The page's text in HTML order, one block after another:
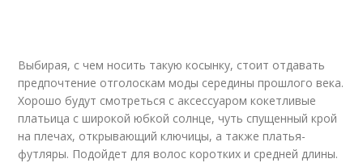
Выбирая, с чем носить такую косынку, стоит отдавать
предпочтение отголоскам моды середины прошлого века.
Хорошо будут смотреться с аксессуаром кокетливые
платьица с широкой юбкой солнце, чуть спущенный крой
на плечах, открывающий ключицы, а также платья-
футляры. Подойдет для волос коротких и средней длины.